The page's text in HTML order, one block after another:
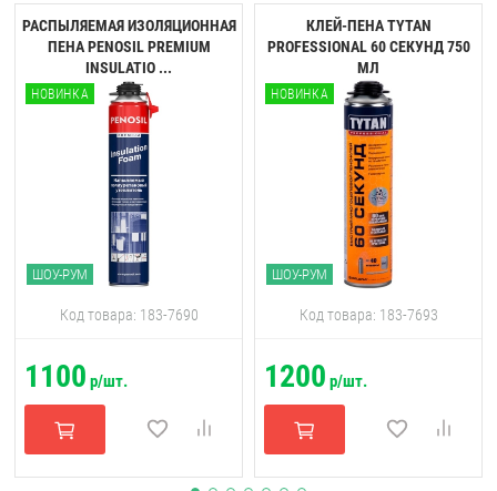
РАСПЫЛЯЕМАЯ ИЗОЛЯЦИОННАЯ
ПЕНА PENOSIL PREMIUM
INSULATIO ...
НОВИНКА
ШОУ-РУМ
Код товара: 183-7690
1100 р/шт.
КЛЕЙ-ПЕНА TYTAN
PROFESSIONAL 60 CЕКУНД 750
МЛ
НОВИНКА
ШОУ-РУМ
Код товара: 183-7693
1200 р/шт.